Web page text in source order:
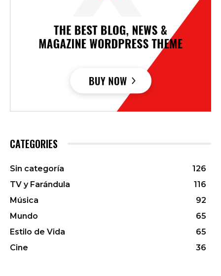
CATEGORIES
Sin categoría
126
TV y Farándula
116
Música
92
Mundo
65
Estilo de Vida
65
Cine
36